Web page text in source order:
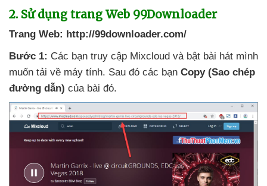
2. Sử dụng trang Web 99Downloader
Trang Web: http://99downloader.com/
Bước 1: Các bạn truy cập Mixcloud và bật bài hát mình
muốn tải về máy tính. Sau đó các bạn Copy (Sao chép
đường dẫn) của bài đó.